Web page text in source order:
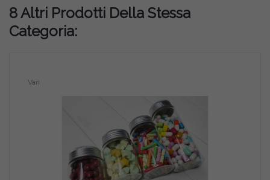
8 Altri Prodotti Della Stessa
Categoria:
Vari